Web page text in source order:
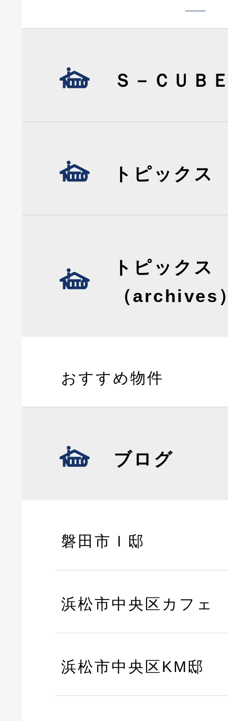
Ｓ－ＣＵＢ
トピックス
トピックス
（archives
おすすめ物件
ブログ
磐田市Ｉ邸
浜松市中央区カフェ
浜松市中央区KM邸